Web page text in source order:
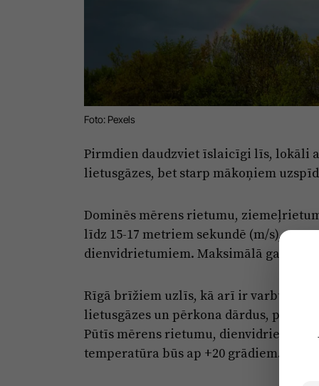
Foto: Pexels
Pirmdien daudzviet īslaicīgi līs, lokāli
lietusgāzes, bet starp mākoņiem
Dominēs mērens rietumu,
līdz 15-17 metriem sekundē (m/s),
dienvidrietumiem. Maksimālā gaisa
Rīgā brīžiem uzlīs, kā arī ir varbūtība,
lietusgāzes un pērkona dārdus,
Pūtīs mērens rietumu, dienvidrietumu
temperatūra būs ap +20 grādiem.